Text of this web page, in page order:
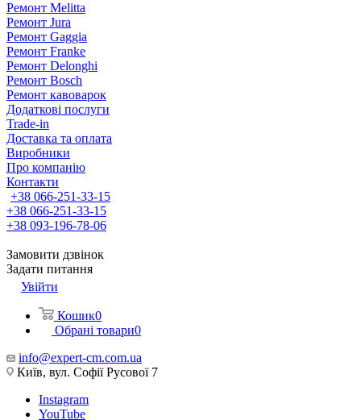
Ремонт Melitta
Ремонт Jura
Ремонт Gaggia
Ремонт Franke
Ремонт Delonghi
Ремонт Bosch
Ремонт кавоварок
Додаткові послуги
Trade-in
Доставка та оплата
Виробники
Про компанію
Контакти
+38 066-251-33-15
+38 066-251-33-15
+38 093-196-78-06
Замовити дзвінок
Задати питання
Увійти
Кошик0
Обрані товари0
info@expert-cm.com.ua
Київ, вул. Софії Русової 7
Instagram
YouTube